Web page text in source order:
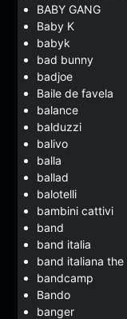
BABY GANG
Baby K
babyk
bad bunny
badjoe
Baile de favela
balance
balduzzi
balivo
balla
ballad
balotelli
bambini cattivi
band
band italia
band italiana the
bandcamp
Bando
banger